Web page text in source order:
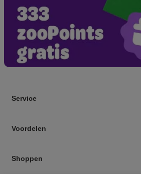
Service
Voordelen
Shoppen